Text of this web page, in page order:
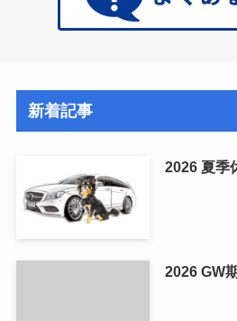
新着記事
2026 夏季
2026 GW